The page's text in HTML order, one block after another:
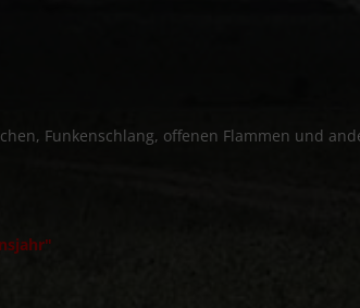
Funkenschlang, offenen Flammen und